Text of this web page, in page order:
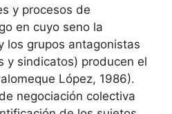
y procesos de
en cuyo seno la
los grupos antagonistas
y sindicatos) producen el
López, 1986).
negociación colectiva